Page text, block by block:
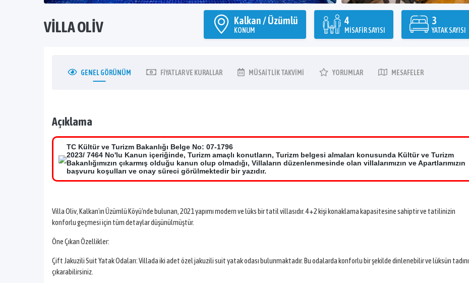
VILLA OLIV Kalkan / Üzümlü
KONUM
4
MISAFIR SAYISI
3
YATAK SAYISI
GENELGÖRÜNÜM FIYATLARVE KURALLAR MÜSAITLIKTAKVIMI YORUMLAR MESAFELER
Açıklama
TC Kültür ve Turizm Bakanlığı Belge No: 07-1796
2023/ 7464 No'lu Kanun içeriğinde, Turizm amaçlı konutların, Turizm belgesi almaları konusunda Kültür ve Turizm
Bakanlığımızın çıkarmış olduğu kanun olup olmadığı, Villaların düzenlenmesinde olan villalarımızın ve Apartlarımızın
başvuru koşulları ve onay süreci görülmektedir bir yazıdır.
Villa Oliv, Kalkan'ın Üzümlü Köyü'nde bulunan, 2021 yapımı modern ve lüks bir tatil villasıdır. 4+2 kişi konaklama kapasitesine sahiptir ve tatilinizin
konforlu geçmesi için tüm detaylar düşünülmüştür.
Öne Çıkan Özellikler:
Çift Jakuzili Suit Yatak Odaları: Villada iki adet özel jakuzili suit yatak odası bulunmaktadır. Bu odalarda konforlu bir şekilde dinlenebilir ve lüksün tadını
çıkarabilirsiniz.